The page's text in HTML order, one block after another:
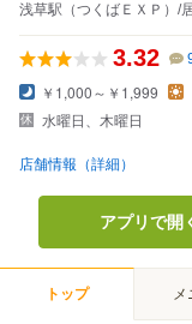
浅草駅（つくばＥＸＰ）/
3.32
￥1,000～￥1,999
水曜日、木曜日
店舗情報（詳細）
アプリで開
トップ メ